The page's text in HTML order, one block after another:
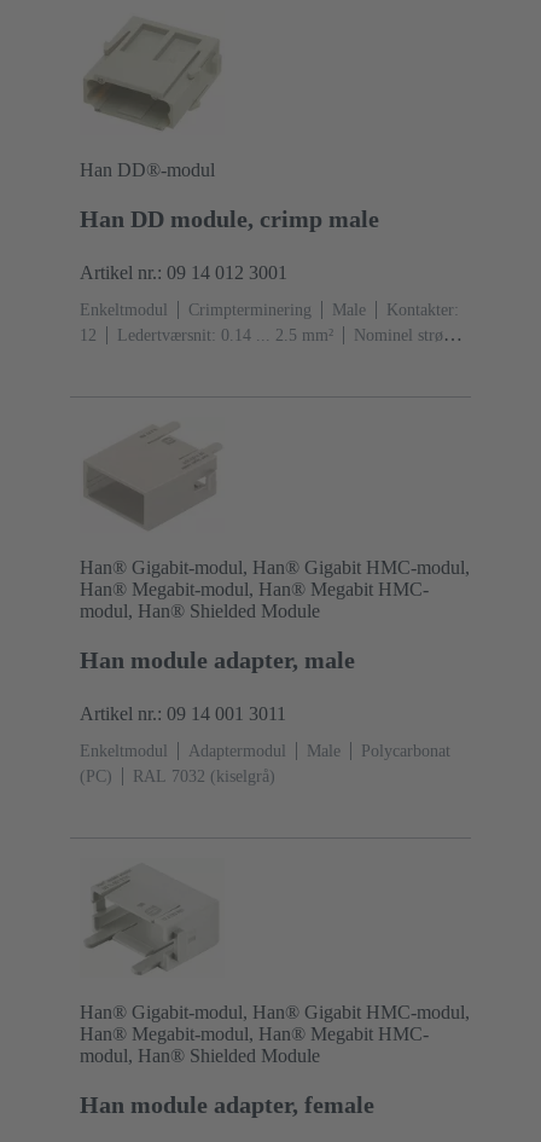
Han DD®-modul
Han DD module, crimp male
Artikel nr.: 09 14 012 3001
Enkeltmodul Crimpterminering Male
Kontakter:
12
Ledertværsnit: 0.14 ... 2.5 mm²
Nominel strøm:
Han® Gigabit-modul, Han® Gigabit HMC-modul,
Han® Megabit-modul, Han® Megabit HMC-
modul, Han® Shielded Module
Han module adapter, male
Artikel nr.: 09 14 001 3011
Enkeltmodul Adaptermodul Male
Polycarbonat
(PC)
RAL 7032 (kiselgrå)
Han® Gigabit-modul, Han® Gigabit HMC-modul,
Han® Megabit-modul, Han® Megabit HMC-
modul, Han® Shielded Module
Han module adapter, female